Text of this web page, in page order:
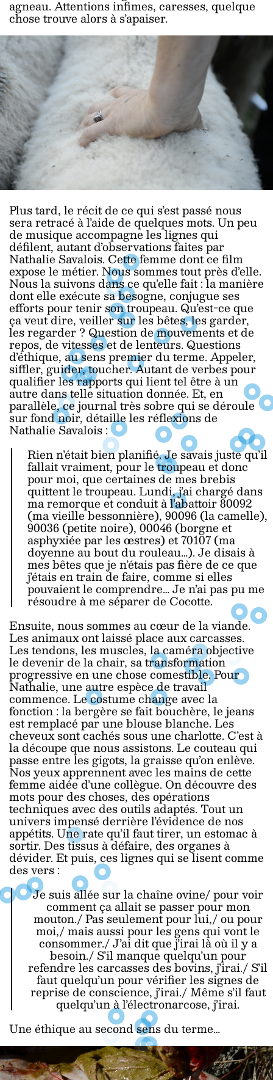
agneau. Attentions infimes, caresses, quelque
chose trouve alors à s’apaiser.
Plus tard, le récit de ce qui s’est passé nous
sera retracé à l’aide de quelques mots. Un peu
de musique accompagne les lignes qui
défilent, autant d’observations faites par
Nathalie Savalois. Cette femme dont ce film
expose le métier. Nous sommes tout près d’elle.
Nous la suivons dans ce qu’elle fait : la manière
dont elle exécute sa besogne, conjugue ses
efforts pour tenir son troupeau. Qu’est-ce que
ça veut dire, veiller sur les bêtes, les garder,
les regarder ? Question de mouvements et de
repos, de vitesses et de lenteurs. Questions
d’éthique, au sens premier du terme. Appeler,
siffler, guider, toucher. Autant de verbes pour
qualifier les rapports qui lient tel être à un
autre dans telle situation donnée. Et, en
parallèle, ce journal très sobre qui se déroule
sur fond noir, détaille les réflexions de
Nathalie Savalois :
Rien n’était bien planifié. Je savais juste qu’il
fallait vraiment, pour le troupeau et donc
pour moi, que certaines de mes brebis
quittent le troupeau. Lundi, j’ai chargé dans
ma remorque et conduit à l’abattoir 80092
(ma vieille bessonnière), 90096 (la camelle),
90036 (petite noire), 00046 (borgne et
asphyxiée par les œstres) et 70107 (ma
doyenne au bout du rouleau…). Je disais à
mes bêtes que je n’étais pas fière de ce que
j’étais en train de faire, comme si elles
pouvaient le comprendre… Je n’ai pas pu me
résoudre à me séparer de Cocotte.
Ensuite, nous sommes au cœur de la viande.
Les animaux ont laissé place aux carcasses.
Les tendons, les muscles, la caméra objective
le devenir de la chair, sa transformation
progressive en une chose comestible. Pour
Nathalie, une autre espèce de travail
commence. Le costume change avec la
fonction : la bergère se fait bouchère, le jeans
est remplacé par une blouse blanche. Les
cheveux sont cachés sous une charlotte. C’est à
la découpe que nous assistons. Le couteau qui
passe entre les gigots, la graisse qu’on enlève.
Nos yeux apprennent avec les mains de cette
femme aidée d’une collègue. On découvre des
mots pour des choses, des opérations
techniques avec des outils adaptés. Tout un
univers impensé derrière l’évidence de nos
appétits. Une rate qu’il faut tirer, un estomac à
sortir. Des tissus à défaire, des organes à
dévider. Et puis, ces lignes qui se lisent comme
des vers :
Je suis allée sur la chaîne ovine/ pour voir
comment ça allait se passer pour mon
mouton./ Pas seulement pour lui,/ ou pour
moi,/ mais aussi pour les gens qui vont le
consommer./ J’ai dit que j’irai là où il y a
besoin./ S’il manque quelqu’un pour
refendre les carcasses des bovins, j’irai./ S’il
faut quelqu’un pour vérifier les signes de
reprise de conscience, j’irai./ Même s’il faut
quelqu’un à l’électronarcose, j’irai.
Une éthique au second sens du terme…